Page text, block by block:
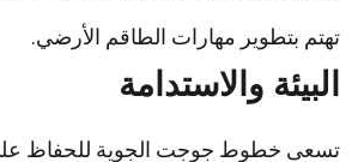
تهتم بتطوير مهارات الطاقم الأرضي.
البيئة والاستدامة
تسعى خطوط جوجت الجوية للحفاظ على